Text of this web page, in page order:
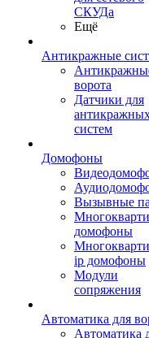
СКУДа
Ещё
Антикражные
ворота
Датчики для
систем
Домофоны
Вызывные
домофоны
ip домофоны
Модули
сопряжения
Автоматика для
Автоматика